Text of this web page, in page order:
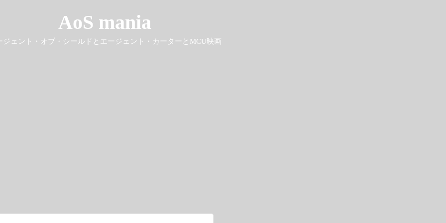
AoS mania
ジェント・オブ・シールドとエージェント・カーターとMCU映画